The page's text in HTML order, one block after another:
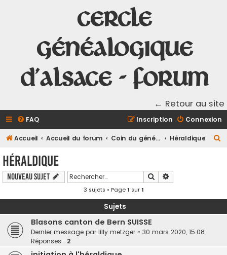
Cercle
Généalogique
d'Alsace - Forum
← Retour au site
FAQ Connexion
Inscription
Accueil Accueil du forum Coin du généalogiste en Alsace Héraldique
c
Héraldique
Nouveau sujet Rechercher
3 sujets • Page1 sur1
Sujets
Blasons canton de Bern SUISSE
Dernier message par lilly metzger « 30 mars 2020, 15:08
Réponses : 2